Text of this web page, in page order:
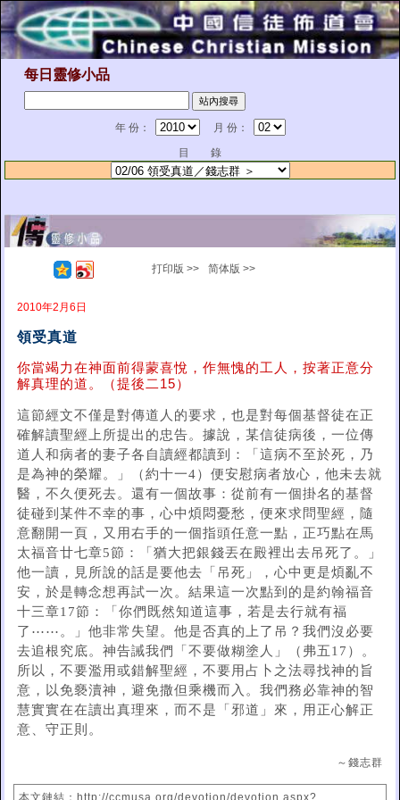
每日靈修小品
年 份：
月 份：
目 錄
打印版 >> 简体版 >>
2010年2月6日
領受真道
你當竭力在神面前得蒙喜悅，作無愧的工人，按著正意分
解真理的道。（提後二15）
這節經文不僅是對傳道人的要求，也是對每個基督徒在正
確解讀聖經上所提出的忠告。據說，某信徒病後，一位傳
道人和病者的妻子各自讀經都讀到：「這病不至於死，乃
是為神的榮耀。」（約十一4）便安慰病者放心，他未去就
醫，不久便死去。還有一個故事：從前有一個掛名的基督
徒碰到某件不幸的事，心中煩悶憂愁，便來求問聖經，隨
意翻開一頁，又用右手的一個指頭任意一點，正巧點在馬
太福音廿七章5節：「猶大把銀錢丟在殿裡出去吊死了。」
他一讀，見所說的話是要他去「吊死」，心中更是煩亂不
安，於是轉念想再試一次。結果這一次點到的是約翰福音
十三章17節：「你們既然知道這事，若是去行就有福
了⋯⋯。」他非常失望。他是否真的上了吊？我們沒必要
去追根究底。神告誡我們「不要做糊塗人」（弗五17）。
所以，不要濫用或錯解聖經，不要用占卜之法尋找神的旨
意，以免褻瀆神，避免撒但乘機而入。我們務必靠神的智
慧實實在在讀出真理來，而不是「邪道」來，用正心解正
意、守正則。
～錢志群
本文鏈結：http://ccmusa.org/devotion/devotion.aspx?